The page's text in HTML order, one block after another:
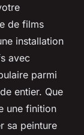
de films
installation
avec
parmi
entier. Que
une finition
sa peinture